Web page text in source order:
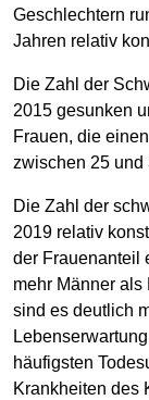
Geschlechtern
Jahren relativ
Die Zahl der
2015 gesunken
Frauen, die
zwischen 25 und
Die Zahl der
2019 relativ
der Frauenanteil
mehr Männer als
sind es deutlich
häufigsten
Krankheiten des